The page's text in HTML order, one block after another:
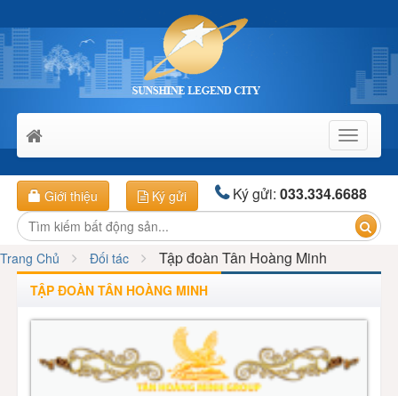
Toggle
Giới thiệu Ký gửi Ký gửi:033.334.6688
Trang Chủ Đối tác Tập đoàn Tân Hoàng Minh
TẬP ĐOÀN TÂN HOÀNG MINH